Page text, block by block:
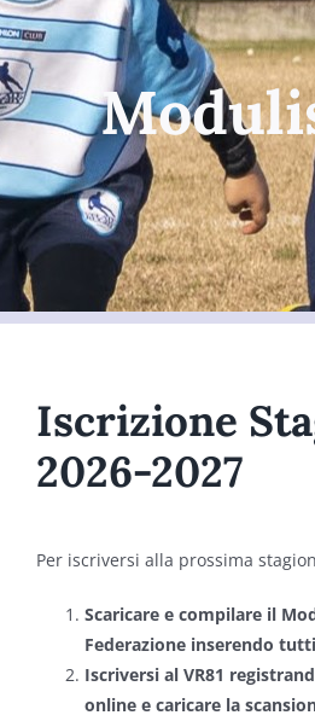
Iscrizione
2026-2027
Per iscriversi alla prossima
Scaricare e compilare il
Federazione inserendo
Iscriversi al VR81
online e caricare la